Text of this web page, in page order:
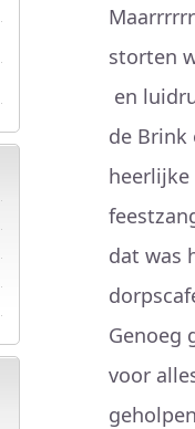
storten
en
de Brink
dat was
Genoeg
voor